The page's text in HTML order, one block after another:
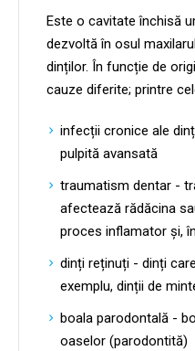
Este o cavitate închisă
dezvoltă în osul
dinților. În funcție de
cauze diferite; printre
infecții cronice ale
pulpită avansată
traumatism dentar -
afectează rădăcina
proces inflamator și,
dinți reținuți - dinți
exemplu, dinții de
boala parodontală -
oaselor (parodontită)